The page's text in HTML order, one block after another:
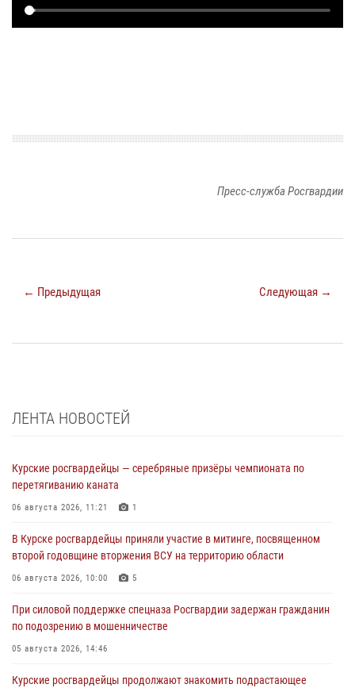
Пресс-служба Росгвардии
← Предыдущая Следующая →
ЛЕНТА НОВОСТЕЙ
Курские росгвардейцы — серебряные призёры чемпионата по
перетягиванию каната
06 августа 2026, 11:21 1
В Курске росгвардейцы приняли участие в митинге, посвященном
второй годовщине вторжения ВСУ на территорию области
06 августа 2026, 10:00 5
При силовой поддержке спецназа Росгвардии задержан гражданин
по подозрению в мошенничестве
05 августа 2026, 14:46
Курские росгвардейцы продолжают знакомить подрастающее